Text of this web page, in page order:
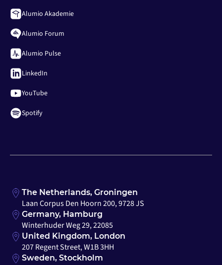
Alumio Akademie
Alumio Forum
Alumio Pulse
LinkedIn
YouTube
Spotify
The Netherlands, Groningen
Laan Corpus Den Hoorn 200, 9728 JS
Germany, Hamburg
Winterhuder Weg 29, 22085
United Kingdom, London
207 Regent Street, W1B 3HH
Sweden, Stockholm